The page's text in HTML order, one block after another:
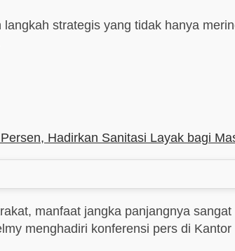
strategis yang tidak hanya
Hadirkan Sanitasi Layak bagi
manfaat jangka panjangnya
menghadiri konferensi pers di